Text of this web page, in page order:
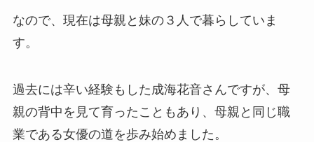
なので、現在は母親と妹の３人で暮らしていま
す。
過去には辛い経験もした成海花音さんですが、母
親の背中を見て育ったこともあり、母親と同じ職
業である女優の道を歩み始めました。